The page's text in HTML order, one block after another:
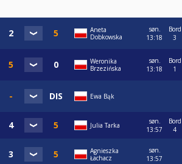
Aneta
Dobkowska
søn.
13:18
Bord
3
Weronika
Brzezińska
søn.
13:18
Bord
1
Ewa Bąk
Julia Tarka
søn.
13:57
Bord
4
Agnieszka
Łachacz
søn.
13:57